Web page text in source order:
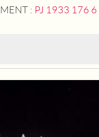
: PJ 1933 176 6